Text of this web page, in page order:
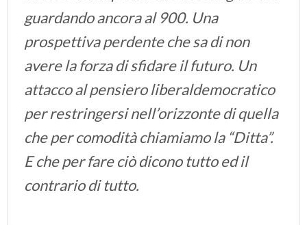
guardando ancora al 900. Una
prospettiva perdente che sa di non
avere la forza di sfidare il futuro. Un
attacco al pensiero liberaldemocratico
per restringersi nell’orizzonte di quella
che per comodità chiamiamo la “Ditta”.
E che per fare ciò dicono tutto ed il
contrario di tutto.